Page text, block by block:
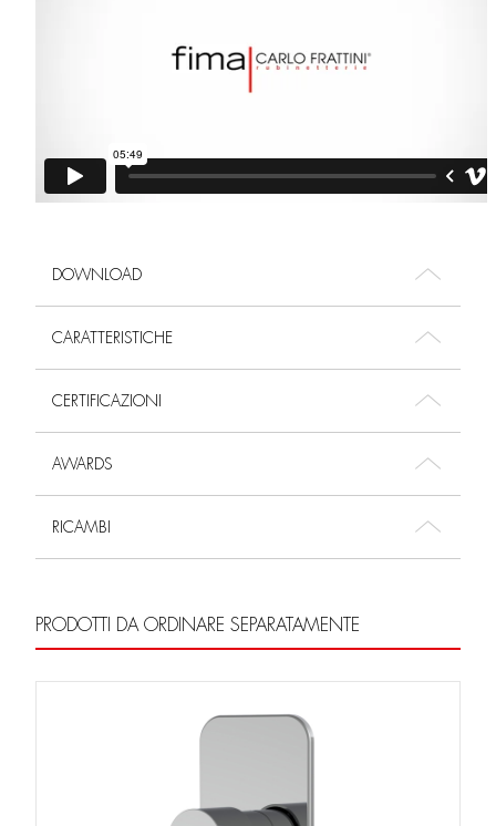
DOWNLOAD
CARATTERISTICHE
CERTIFICAZIONI
AWARDS
RICAMBI
PRODOTTI DA ORDINARE SEPARATAMENTE